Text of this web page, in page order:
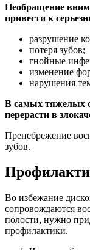
Необращение
привести к
разрушение
потеря зубов;
гнойные
изменение
нарушения
В самых тяжелых
перерасти в
Пренебрежение
зубов.
Во избежание
сопровождаются
полости, нужно
профилактики.